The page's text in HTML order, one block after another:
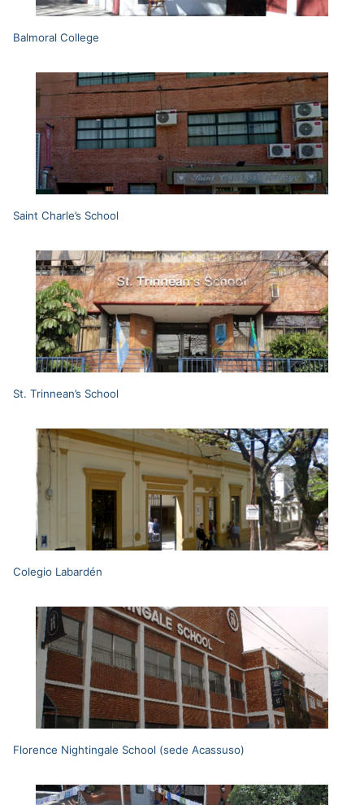
Balmoral College
Saint Charle’s School
St. Trinnean’s School
Colegio Labardén
Florence Nightingale School (sede Acassuso)